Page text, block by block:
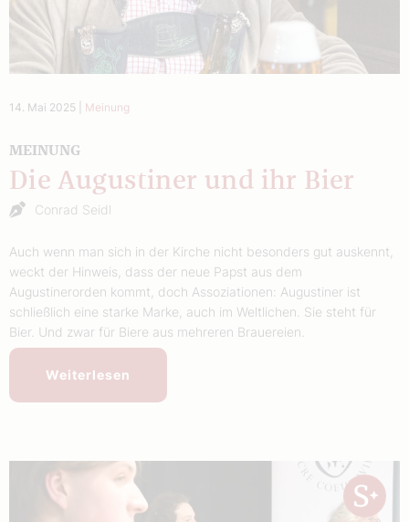
14. Mai 2025 Meinung
MEINUNG
Die Augustiner und ihr Bier
Conrad Seidl
Auch wenn man sich in der Kirche nicht besonders gut auskennt,
weckt der Hinweis, dass der neue Papst aus dem
Augustinerorden kommt, doch Assoziationen: Augustiner ist
schließlich eine starke Marke, auch im Weltlichen. Sie steht für
Bier. Und zwar für Biere aus mehreren Brauereien.
Weiterlesen